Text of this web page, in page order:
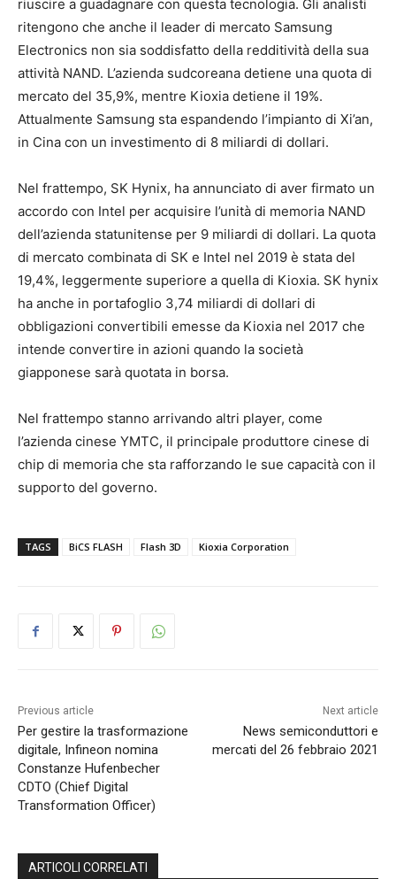
riuscire a guadagnare con questa tecnologia. Gli analisti
ritengono che anche il leader di mercato Samsung
Electronics non sia soddisfatto della redditività della sua
attività NAND. L’azienda sudcoreana detiene una quota di
mercato del 35,9%, mentre Kioxia detiene il 19%.
Attualmente Samsung sta espandendo l’impianto di Xi’an,
in Cina con un investimento di 8 miliardi di dollari.
Nel frattempo, SK Hynix, ha annunciato di aver firmato un
accordo con Intel per acquisire l’unità di memoria NAND
dell’azienda statunitense per 9 miliardi di dollari. La quota
di mercato combinata di SK e Intel nel 2019 è stata del
19,4%, leggermente superiore a quella di Kioxia. SK hynix
ha anche in portafoglio 3,74 miliardi di dollari di
obbligazioni convertibili emesse da Kioxia nel 2017 che
intende convertire in azioni quando la società
giapponese sarà quotata in borsa.
Nel frattempo stanno arrivando altri player, come
l’azienda cinese YMTC, il principale produttore cinese di
chip di memoria che sta rafforzando le sue capacità con il
supporto del governo.
TAGS BiCS FLASH Flash 3D Kioxia Corporation
Previous article
Per gestire la trasformazione
digitale, Infineon nomina
Constanze Hufenbecher
CDTO (Chief Digital
Transformation Officer)
Next article
News semiconduttori e
mercati del 26 febbraio 2021
ARTICOLI CORRELATI